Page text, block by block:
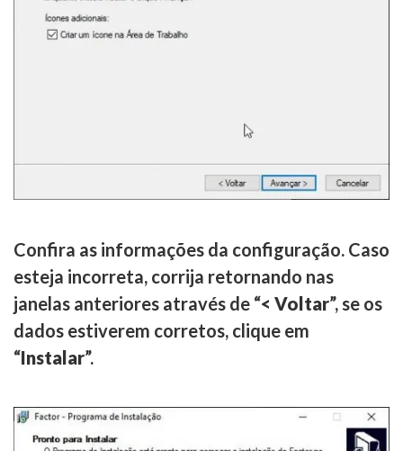
Confira as informações da configuração. Caso
esteja incorreta, corrija retornando nas
janelas anteriores através de “< Voltar”, se os
dados estiverem corretos, clique em
“Instalar”.